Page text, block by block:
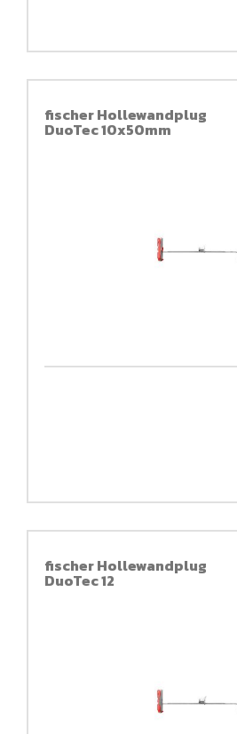
fischer Hollewandplug
DuoTec 10x50mm
fischer Hollewandplug
DuoTec 12